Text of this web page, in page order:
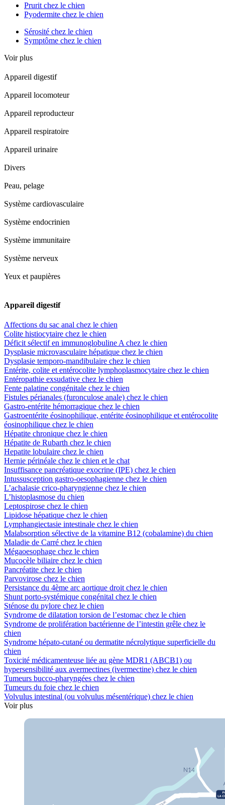
Prurit chez le chien
Pyodermite chez le chien
Sérosité chez le chien
Symptôme chez le chien
Voir plus
Appareil digestif
Appareil locomoteur
Appareil reproducteur
Appareil respiratoire
Appareil urinaire
Divers
Peau, pelage
Système cardiovasculaire
Système endocrinien
Système immunitaire
Système nerveux
Yeux et paupières
Appareil digestif
Affections du sac anal chez le chien
Colite histiocytaire chez le chien
Déficit sélectif en immunoglobuline A chez le chien
Dysplasie microvasculaire hépatique chez le chien
Dysplasie temporo-mandibulaire chez le chien
Entérite, colite et entérocolite lymphoplasmocytaire chez le chien
Entéropathie exsudative chez le chien
Fente palatine congénitale chez le chien
Fistules périanales (furonculose anale) chez le chien
Gastro-entérite hémorragique chez le chien
Gastroentérite éosinophilique, entérite éosinophilique et entérocolite
éosinophilique chez le chien
Hépatite chronique chez le chien
Hépatite de Rubarth chez le chien
Hepatite lobulaire chez le chien
Hernie périnéale chez le chien et le chat
Insuffisance pancréatique exocrine (IPE) chez le chien
Intussusception gastro-oesophagienne chez le chien
L’achalasie crico-pharyngienne chez le chien
L’histoplasmose du chien
Leptospirose chez le chien
Lipidose hépatique chez le chien
Lymphangiectasie intestinale chez le chien
Malabsorption sélective de la vitamine B12 (cobalamine) du chien
Maladie de Carré chez le chien
Mégaoesophage chez le chien
Mucocèle biliaire chez le chien
Pancréatite chez le chien
Parvovirose chez le chien
Persistance du 4ème arc aortique droit chez le chien
Shunt porto-systémique congénital chez le chien
Sténose du pylore chez le chien
Syndrome de dilatation torsion de l’estomac chez le chien
Syndrome de prolifération bactérienne de l’intestin grêle chez le
chien
Syndrome hépato-cutané ou dermatite nécrolytique superficielle du
chien
Toxicité médicamenteuse liée au gène MDR1 (ABCB1) ou
hypersensibilité aux avermectines (ivermectine) chez le chien
Tumeurs bucco-pharyngées chez le chien
Tumeurs du foie chez le chien
Volvulus intestinal (ou volvulus mésentérique) chez le chien
Voir plus